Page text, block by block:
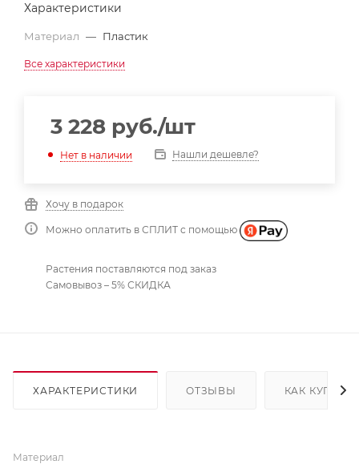
Характеристики
Материал — Пластик
Все характеристики
3 228 руб./шт
Нет в наличии Нашли дешевле?
Хочу в подарок
Можно оплатить в СПЛИТ с помощью
Растения поставляются под заказ
Самовывоз – 5% СКИДКА
ХАРАКТЕРИСТИКИ ОТЗЫВЫ КАК КУПИТЬ
Материал